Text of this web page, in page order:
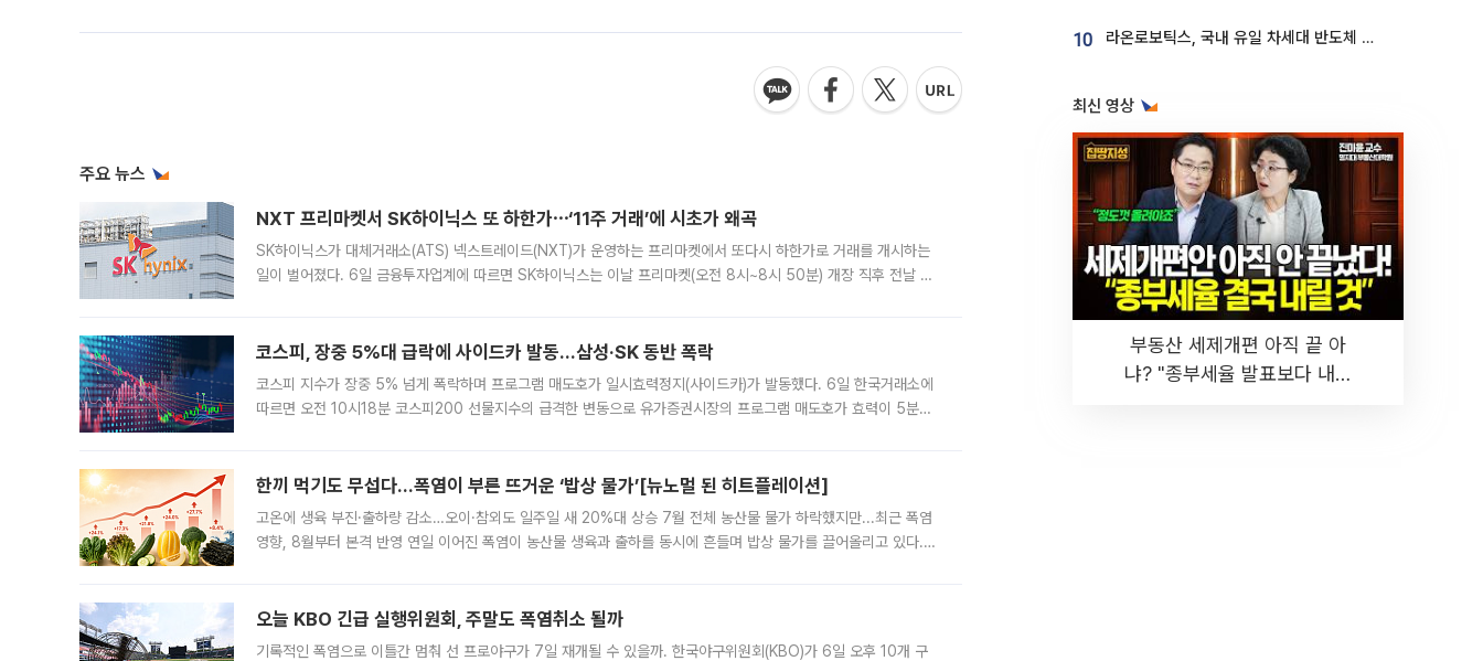
주요 뉴스
NXT 프리마켓서 SK하이닉스 또 하한가⋯‘11주 거래’에 시초가 왜곡
SK하이닉스가 대체거래소(ATS) 넥스트레이드(NXT)가 운영하는 프리마켓에서 또다시 하한가로 거래를 개시하는
일이 벌어졌다. 6일 금융투자업계에 따르면 SK하이닉스는 이날 프리마켓(오전 8시~8시 50분) 개장 직후 전날 정
코스피, 장중 5%대 급락에 사이드카 발동…삼성·SK 동반 폭락
코스피 지수가 장중 5% 넘게 폭락하며 프로그램 매도호가 일시효력정지(사이드카)가 발동했다. 6일 한국거래소에
따르면 오전 10시18분 코스피200 선물지수의 급격한 변동으로 유가증권시장의 프로그램 매도호가 효력이 5분간
한끼 먹기도 무섭다...폭염이 부른 뜨거운 ‘밥상 물가’[뉴노멀 된 히트플레이션]
고온에 생육 부진·출하량 감소…오이·참외도 일주일 새 20%대 상승 7월 전체 농산물 물가 하락했지만...최근 폭염
영향, 8월부터 본격 반영 연일 이어진 폭염이 농산물 생육과 출하를 동시에 흔들며 밥상 물가를 끌어올리고 있다.
오늘 KBO 긴급 실행위원회, 주말도 폭염취소 될까
기록적인 폭염으로 이틀간 멈춰 선 프로야구가 7일 재개될 수 있을까. 한국야구위원회(KBO)가 6일 오후 10개 구
10 라온로보틱스, 국내 유일 차세대 반도체 공정 로봇 개발 ‘고객사 테스트 진행’
최신 영상
부동산 세제개편 아직 끝 아
냐? "종부세율 발표보다 내릴